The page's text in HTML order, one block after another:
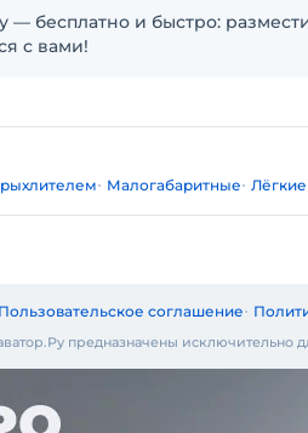
бесплатно и быстро:
с вами!
Малогабаритные Лёгкие
Пользовательское соглашение
предназначены исключительно